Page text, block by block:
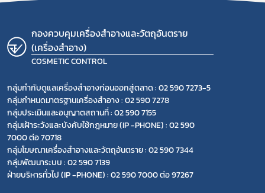
กองควบคุมเครื่องสำอางและวัตถุอันตราย
(เครื่องสำอาง)
COSMETIC CONTROL
กลุ่มกำกับดูแลเครื่องสำอางก่อนออกสู่ตลาด : 02 590 7273-5
กลุ่มกำหนดมาตรฐานเครื่องสำอาง : 02 590 7278
กลุ่มประเมินและอนุญาตสถานที่ : 02 590 7155
กลุ่มเฝ้าระวังและบังคับใช้กฎหมาย (IP -PHONE) : 02 590
7000 ต่อ 70718
กลุ่มโฆษณาเครื่องสำอางและวัตถุอันตราย : 02 590 7344
กลุ่มพัฒนาระบบ : 02 590 7139
ฝ่ายบริหารทั่วไป (IP -PHONE) : 02 590 7000 ต่อ 97267